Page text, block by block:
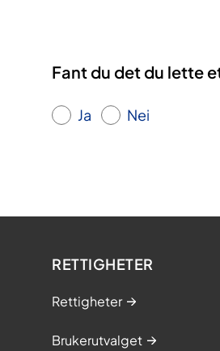
Fant du det du lette
Ja Nei
RETTIGHETER
Rettigheter
Brukerutvalget